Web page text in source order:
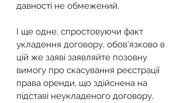
давності не обмежений.
І ще одне, спростовуючи факт
укладення договору, обов’язково в
цій же заяві заявляйте позовну
вимогу про скасування реєстрації
права оренди, що здійснена на
підставі неукладеного договору,